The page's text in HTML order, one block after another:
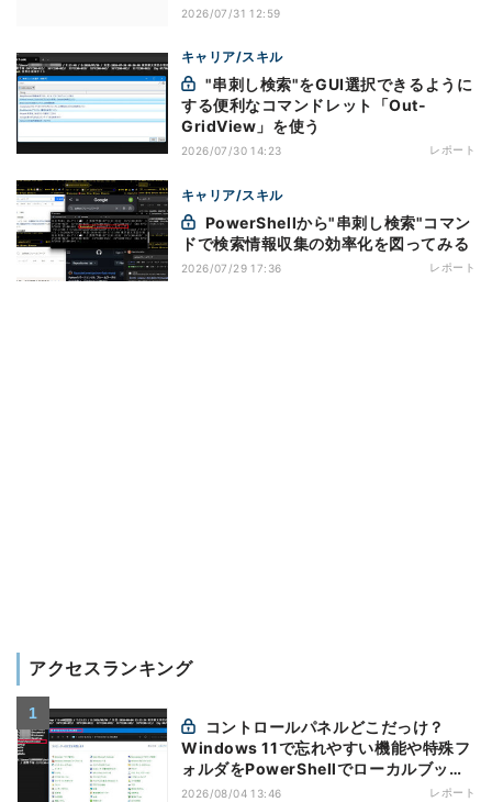
2026/07/31 12:59
キャリア/スキル
する便利なコマンドレット「Out-
GridView」を使う
2026/07/30 14:23 レポート
キャリア/スキル
ドで検索情報収集の効率化を図ってみる
2026/07/29 17:36 レポート
アクセスランキング
Windows 11で忘れやすい機能や特殊フ
ォルダをPowerShellでローカルブック
マーク化
2026/08/04 13:46 レポート